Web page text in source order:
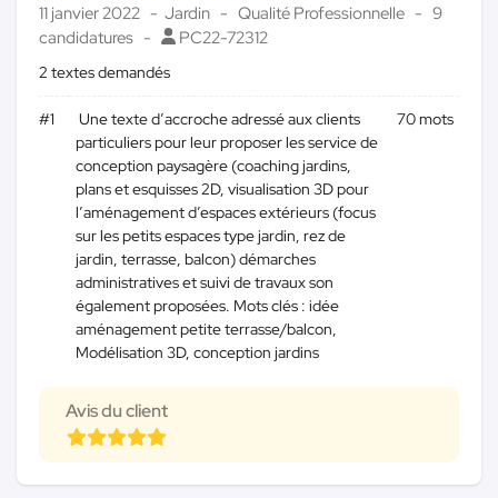
11 janvier 2022 Jardin Qualité Professionnelle
9
candidatures
PC22-72312
2 textes demandés
#1
Une texte d’accroche adressé aux clients
particuliers pour leur proposer les service de
conception paysagère (coaching jardins,
plans et esquisses 2D, visualisation 3D pour
l’aménagement d’espaces extérieurs (focus
sur les petits espaces type jardin, rez de
jardin, terrasse, balcon) démarches
administratives et suivi de travaux son
également proposées. Mots clés : idée
aménagement petite terrasse/balcon,
Modélisation 3D, conception jardins
70 mots
Avis du client